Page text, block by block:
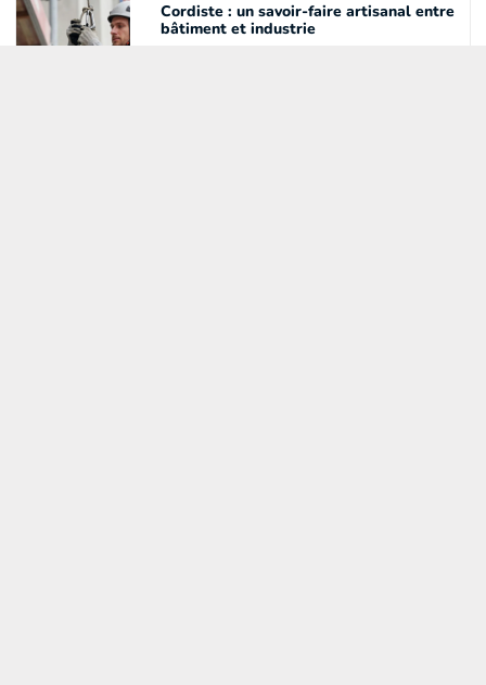
Cordiste : un savoir-faire artisanal entre
bâtiment et industrie